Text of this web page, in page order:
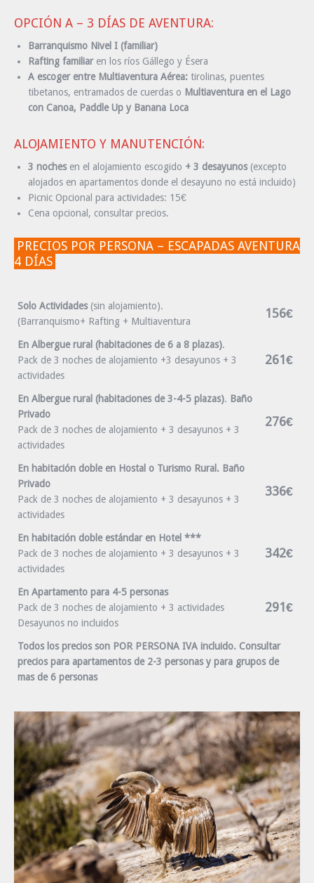
OPCIÓN A – 3 DÍAS DE AVENTURA:
Barranquismo Nivel I (familiar)
Rafting familiaren los ríos Gállego y Ésera
A escoger entre Multiaventura Aérea: tirolinas, puentes
tibetanos, entramados de cuerdas o Multiaventura en el Lago
con Canoa, Paddle Up y Banana Loca
ALOJAMIENTO Y MANUTENCIÓN:
3 noches en el alojamiento escogido + 3 desayunos(excepto
alojados en apartamentos donde el desayuno no está incluido)
Picnic Opcional para actividades: 15€
Cena opcional, consultar precios.
PRECIOS POR PERSONA – ESCAPADAS AVENTURA
4 DÍAS
Solo Actividades(sin alojamiento).
(Barranquismo+ Rafting + Multiaventura
156€
En Albergue rural (habitaciones de 6 a 8 plazas).
Pack de 3 noches de alojamiento +3 desayunos + 3
actividades
261€
En Albergue rural (habitaciones de 3-4-5 plazas). Baño
Privado
Pack de 3 noches de alojamiento + 3 desayunos + 3
actividades
276€
En habitación doble en Hostal o Turismo Rural. Baño
Privado
Pack de 3 noches de alojamiento + 3 desayunos + 3
actividades
336€
En habitación doble estándar en Hotel ***
Pack de 3 noches de alojamiento + 3 desayunos + 3
actividades
342€
En Apartamento para 4-5 personas
Pack de 3 noches de alojamiento + 3 actividades
Desayunos no incluidos
291€
Todos los precios son POR PERSONA IVA incluido. Consultar
precios para apartamentos de 2-3 personas y para grupos de
mas de 6 personas